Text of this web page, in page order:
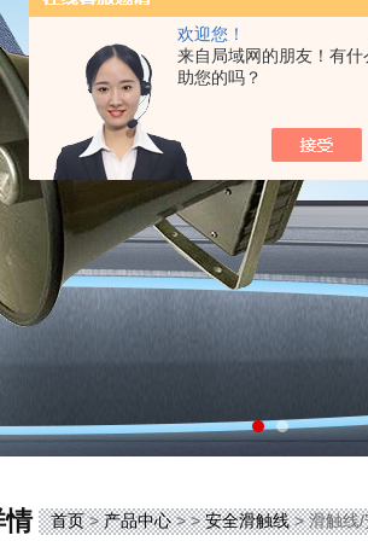
欢迎您！
来自局域网的朋友！有什
助您的吗？
情 首页>产品中心> >安全滑触线> 滑触线/